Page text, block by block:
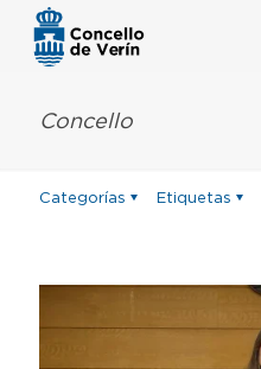
Concello
Categorías Etiquetas